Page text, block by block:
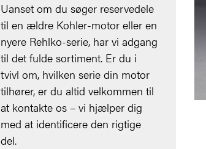
Uanset om du søger reservedele
til en ældre Kohler-motor eller en
nyere Rehlko-serie, har vi adgang
til det fulde sortiment. Er du i
tvivl om, hvilken serie din motor
tilhører, er du altid velkommen til
at kontakte os – vi hjælper dig
med at identificere den rigtige
del.